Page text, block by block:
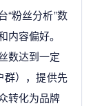
“粉丝分析”数
容偏好。
数达到一定
群），提供先
转化为品牌